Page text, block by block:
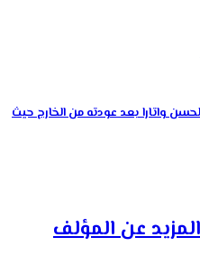
واتارا بعد عودته من الخارج حيث
المزيد عن المؤلف